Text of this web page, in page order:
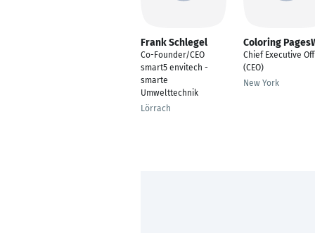
Frank Schlegel
Co-Founder/CEO
smart5 envitech -
smarte
Umwelttechnik
Lörrach
Coloring
Chief Executive
(CEO)
New York